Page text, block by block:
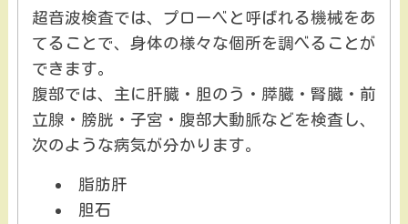
超音波検査では、プローベと呼ばれる機械をあ
てることで、身体の様々な個所を調べることが
できます。
腹部では、主に肝臓・胆のう・膵臓・腎臓・前
立腺・膀胱・子宮・腹部大動脈などを検査し、
次のような病気が分かります。
脂肪肝
胆石